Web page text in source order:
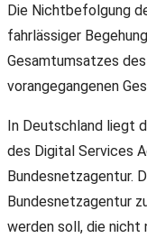
Die Nichtbefolgung
fahrlässiger
Gesamtumsatzes
vorangegangenen
In Deutschland liegt
des Digital Services
Bundesnetzagentur.
Bundesnetzagentur
werden soll, die nicht